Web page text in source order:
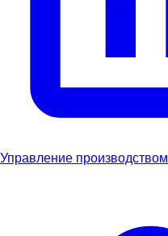
Управление производством